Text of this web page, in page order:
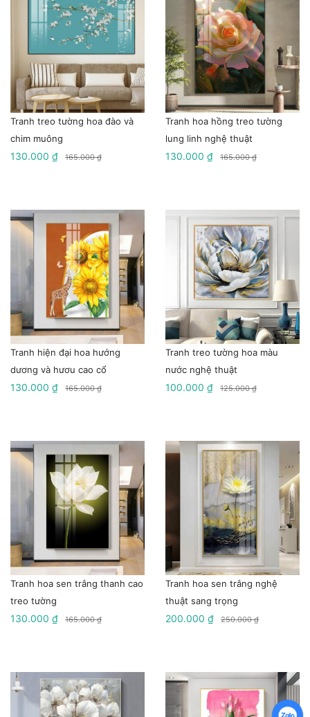
Tranh treo tường hoa đào và
chim muông
130.000 ₫ 165.000 ₫
Tranh hoa hồng treo tường
lung linh nghệ thuật
130.000 ₫ 165.000 ₫
Tranh hiện đại hoa hướng
dương và hươu cao cổ
130.000 ₫ 165.000 ₫
Tranh treo tường hoa màu
nước nghệ thuật
100.000 ₫ 125.000 ₫
Tranh hoa sen trắng thanh cao
treo tường
130.000 ₫ 165.000 ₫
Tranh hoa sen trắng nghệ
thuật sang trọng
200.000 ₫ 250.000 ₫